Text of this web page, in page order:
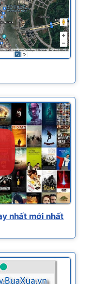
nhất mới nhất